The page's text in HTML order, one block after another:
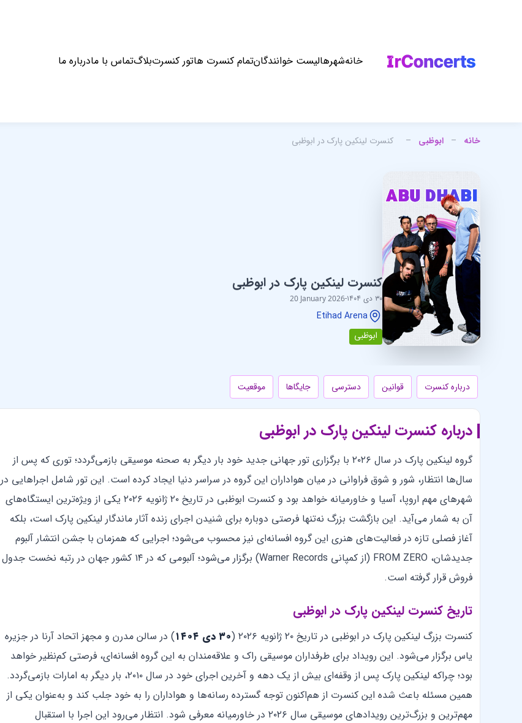
خانهشهرهالیست خوانندگانتمام کنسرت هاتور کنسرتبلاگتماس با مادرباره ما
خانه – ابوظبی – کنسرت لینکین پارک در ابوظبی
کنسرت لینکین پارک در ابوظبی
۳۰ دی ۱۴۰۴ -
20 January 2026
Etihad Arena
ابوظبی
درباره کنسرت قوانین دسترسی جایگاها موقعیت
درباره کنسرت لینکین پارک در ابوظبی
گروه لینکین پارک در سال ۲۰۲۶ با برگزاری تور جهانی جدید خود بار دیگر به صحنه موسیقی بازمی‌گردد؛ توری که پس از
سال‌ها انتظار، شور و شوق فراوانی در میان هواداران این گروه در سراسر دنیا ایجاد کرده است. این تور شامل اجراهایی در
شهرهای مهم اروپا، آسیا و خاورمیانه خواهد بود و کنسرت ابوظبی در تاریخ ۲۰ ژانویه ۲۰۲۶ یکی از ویژه‌ترین ایستگاه‌های
آن به شمار می‌آید. این بازگشت بزرگ نه‌تنها فرصتی دوباره برای شنیدن اجرای زنده آثار ماندگار لینکین پارک است، بلکه
آغاز فصلی تازه در فعالیت‌های هنری این گروه افسانه‌ای نیز محسوب می‌شود؛ اجرایی که همزمان با جشن انتشار آلبوم
جدیدشان، FROM ZERO (از کمپانی Warner Records) برگزار می‌شود؛ آلبومی که در ۱۴ کشور جهان در رتبه نخست جدول
فروش قرار گرفته است.
تاریخ کنسرت لینکین پارک در ابوظبی
کنسرت بزرگ لینکین پارک در ابوظبی در تاریخ ۲۰ ژانویه ۲۰۲۶ ( ۳۰ دی ۱۴۰۴
) در سالن مدرن و مجهز اتحاد آرنا در جزیره
یاس برگزار می‌شود. این رویداد برای طرفداران موسیقی راک و علاقه‌مندان به این گروه افسانه‌ای، فرصتی کم‌نظیر خواهد
بود؛ چراکه لینکین پارک پس از وقفه‌ای بیش از یک دهه و آخرین اجرای خود در سال ۲۰۱۰، بار دیگر به امارات بازمی‌گردد.
همین مسئله باعث شده این کنسرت از هم‌اکنون توجه گسترده رسانه‌ها و هواداران را به خود جلب کند و به‌عنوان یکی از
مهم‌ترین و بزرگ‌ترین رویدادهای موسیقی سال ۲۰۲۶ در خاورمیانه معرفی شود. انتظار می‌رود این اجرا با استقبال